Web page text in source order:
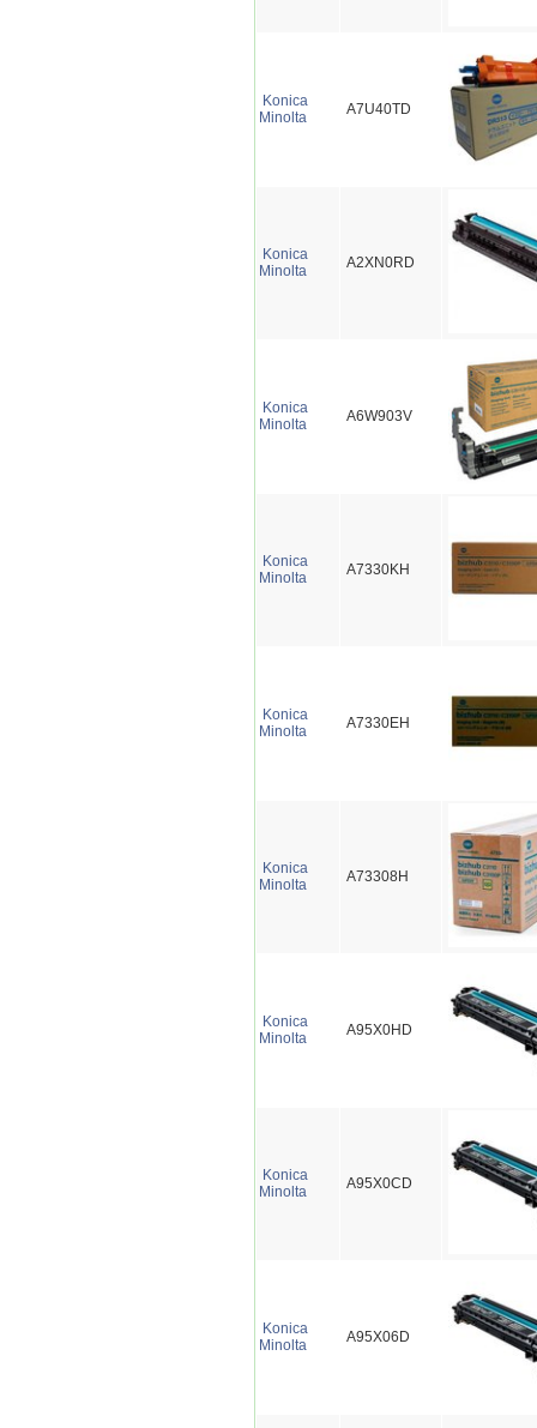
Konica
Minolta
A7U40TD
Konica
Minolta
A2XN0RD
Konica
Minolta
A6W903V
Konica
Minolta
A7330KH
Konica
Minolta
A7330EH
Konica
Minolta
A73308H
Konica
Minolta
A95X0HD
Konica
Minolta
A95X0CD
Konica
Minolta
A95X06D